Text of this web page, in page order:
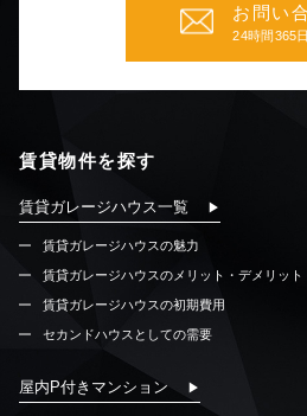
お問い
24時間365
賃貸物件を探す
賃貸ガレージハウス一覧
賃貸ガレージハウスの魅力
賃貸ガレージハウスのメリット・デメリット
賃貸ガレージハウスの初期費用
セカンドハウスとしての需要
屋内P付きマンション